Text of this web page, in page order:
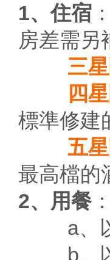
1、住宿
房差需另
三
四
標準修建
五星
最高檔的
2、用餐
a、
b、